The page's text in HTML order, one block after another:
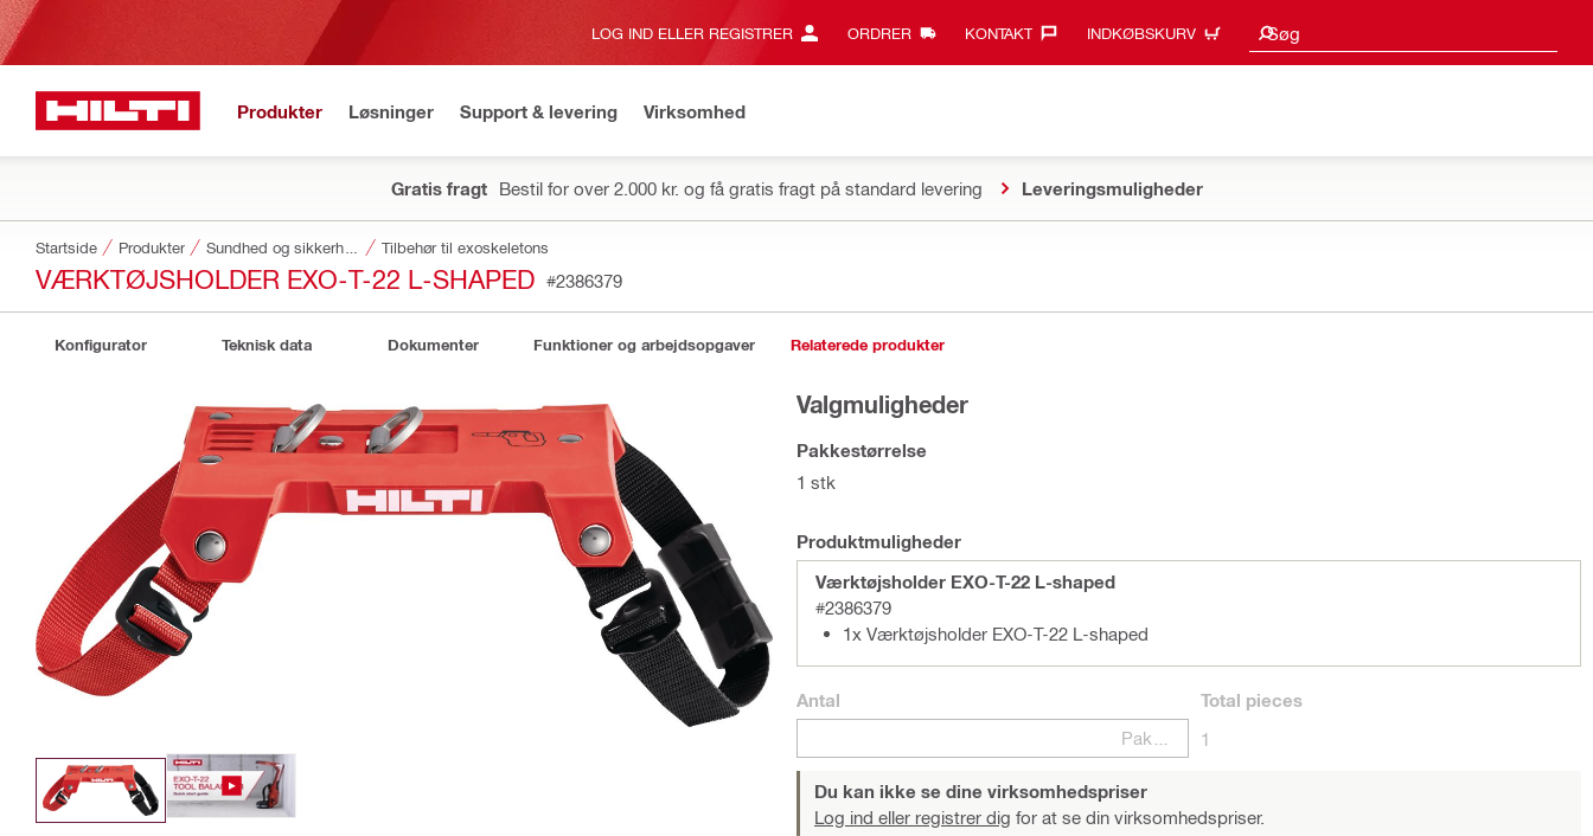
LOG IND ELLER REGISTRER ORDRER KONTAKT‎ INDKØBSKURV Søg
Søgeresultater
Produkter Løsninger Support & levering Virksomhed
Gratis fragt Bestil for over 2.000 kr. og få gratis fragt på standard levering Leveringsmuligheder
Startside Produkter Tilbehør til exoskeletons
VÆRKTØJSHOLDER EXO-T-22 L-SHAPED #2386379
Konfigurator Teknisk data Dokumenter Funktioner og arbejdsopgaver Relaterede produkter
Valgmuligheder
Pakkestørrelse
1 stk
Produktmuligheder
Værktøjsholder EXO-T-22 L-shaped
#2386379
1x Værktøjsholder EXO-T-22 L-shaped
Antal
Total pieces
1
Du kan ikke se dine virksomhedspriser
Log ind eller registrer dig for at se din virksomhedspriser.